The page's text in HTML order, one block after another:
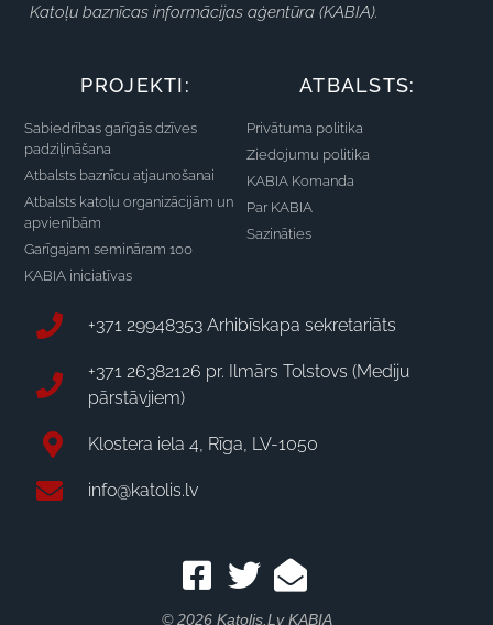
Katoļu baznīcas informācijas aģentūra (KABIA).
PROJEKTI:
Sabiedrības garīgās dzīves
padziļināšana
Atbalsts baznīcu atjaunošanai
Atbalsts katoļu organizācijām un
apvienībām
Garīgajam semināram 100
KABIA iniciatīvas
ATBALSTS:
Privātuma politika
Ziedojumu politika
KABIA Komanda
Par KABIA
Sazināties
+371 29948353 Arhibīskapa sekretariāts
+371 26382126 pr. Ilmārs Tolstovs (Mediju
pārstāvjiem)
Klostera iela 4, Rīga, LV-1050
info@katolis.lv
© 2026 Katolis.lv KABIA